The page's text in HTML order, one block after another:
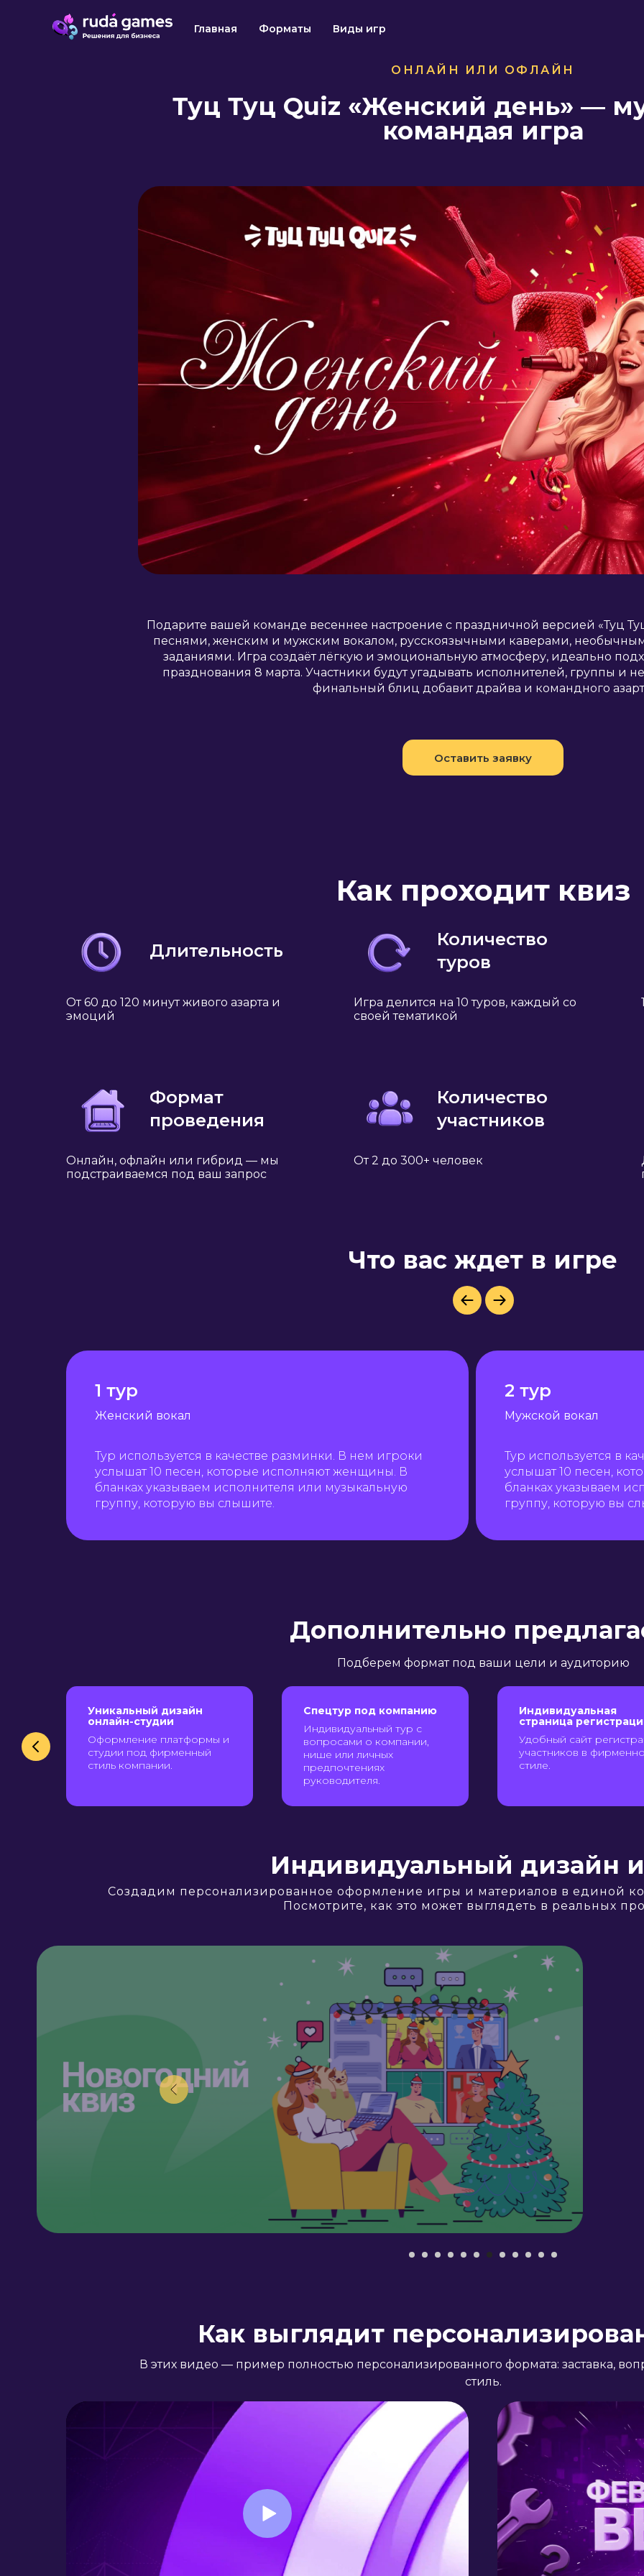
Главная Форматы Виды игр
ОНЛАЙН ИЛИ ОФЛАЙН
Туц Туц Quiz «Женский день» —
командая игра
Подарите вашей команде весеннее настроение с праздничной версией «Туц
песнями, женским и мужским вокалом, русскоязычными каверами,
заданиями. Игра создаёт лёгкую и эмоциональную атмосферу, идеально
празднования 8 марта. Участники будут угадывать исполнителей, группы и
финальный блиц добавит драйва и командного
Оставить заявку
Как проходит квиз
Длительность
От 60 до 120 минут живого азарта и
эмоций
Количество
туров
Игра делится на 10 туров, каждый со
своей тематикой
Формат
проведения
Онлайн, офлайн или гибрид — мы
подстраиваемся под ваш запрос
Количество
участников
От 2 до 300+ человек
Что вас ждет в игре
1 тур
Женский вокал
Тур используется в качестве разминки. В нем игроки
услышат 10 песен, которые исполняют женщины. В
бланках указываем исполнителя или музыкальную
группу, которую вы слышите.
2 тур
Мужской вокал
Тур используется в
услышат 10 песен,
бланках указываем
группу, которую вы
Дополнительно
Подберем формат под ваши цели и аудиторию
Уникальный дизайн
онлайн-студии
Оформление платформы и
студии под фирменный
стиль компании.
Спецтур под компанию
Индивидуальный тур с
вопросами о компании,
нише или личных
предпочтениях
руководителя.
Индивидуальная
страница
Удобный сайт
участников в
стиле.
Индивидуальный дизайн
Создадим персонализированное оформление игры и материалов в единой
Посмотрите, как это может выглядеть в реальных
Как выглядит
В этих видео — пример полностью персонализированного формата: заставка,
стиль.